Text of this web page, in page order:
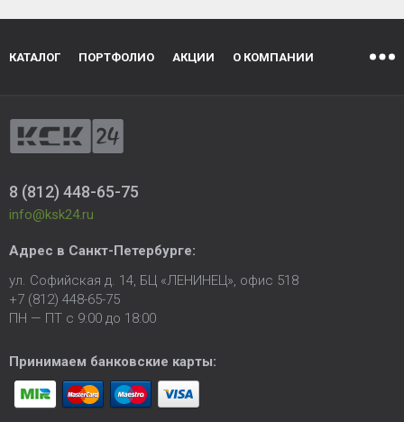
КАТАЛОГ ПОРТФОЛИО АКЦИИ О КОМПАНИИ
8 (812) 448-65-75
info@ksk24.ru
Адрес в Санкт-Петербурге:
ул. Софийская д. 14, БЦ «ЛЕНИНЕЦ», офис 518
+7 (812) 448-65-75
ПН — ПТ с 9:00 до 18:00
Принимаем банковские карты: